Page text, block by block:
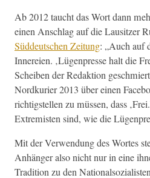
Ab 2012 taucht das Wort dann
einen Anschlag auf die Lausitzer
Süd­deutschen Zeitung: „Auch auf
Innereien. ‚Lügen­presse halt die
Scheiben der Redak­tion
Nord­kuri­er 2013 über einen
richtig­stellen zu müssen, dass
Extrem­is­ten sind, wie die
Mit der Ver­wen­dung des Wortes
Anhänger also nicht nur in eine
Tra­di­tion zu den